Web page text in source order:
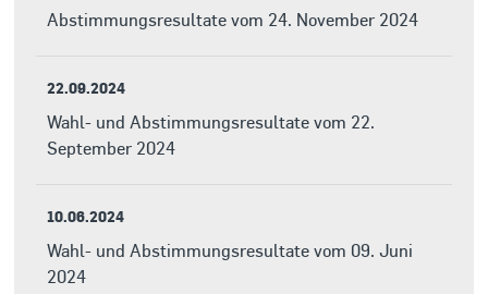
Abstimmungsresultate vom 24. November 2024
22.09.2024
Wahl- und Abstimmungsresultate vom 22.
September 2024
10.06.2024
Wahl- und Abstimmungsresultate vom 09. Juni
2024